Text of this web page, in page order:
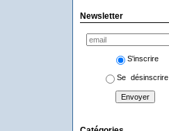
Newsletter
S'inscrire
Se désinscrire